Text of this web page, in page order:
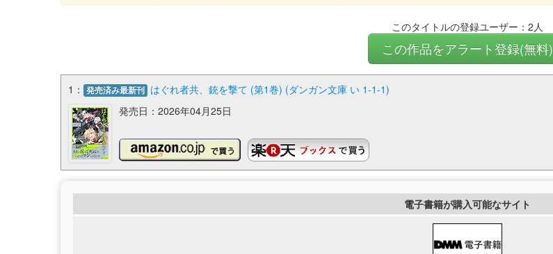
このタイトルの登録ユーザー：2人
この作品をアラート登録(無料)
1： 発売済み最新刊 はぐれ者共、銃を撃て (第1巻) (ダンガン文庫 い 1-1-1)
発売日：2026年04月25日
電子書籍が購入可能なサイト